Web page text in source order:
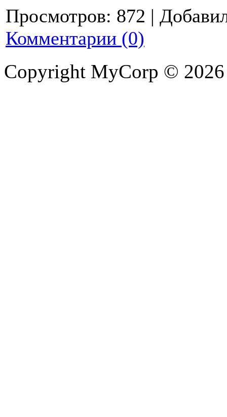
Просмотров: 872 |
Комментарии (0)
Copyright MyCorp ©